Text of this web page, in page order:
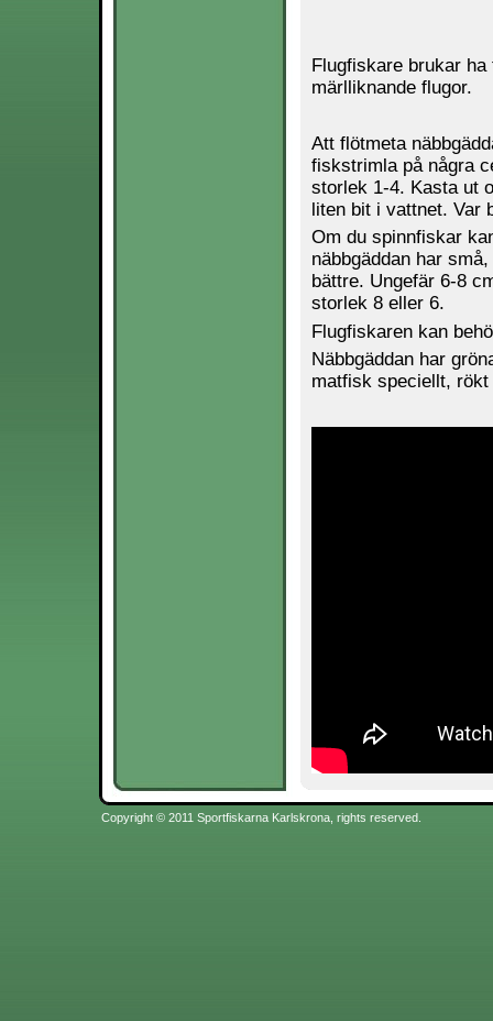
Flugfiskare brukar
märlliknande flugor.
Att flötmeta
fiskstrimla på några
storlek 1-4. Kasta ut
liten bit i vattnet. Var
Om du spinnfiskar
näbbgäddan har
bättre. Ungefär 6-8
storlek 8 eller 6.
Flugfiskaren kan
Näbbgäddan har
matfisk speciellt,
Copyright © 2011 Sportfiskarna Karlskrona, rights reserved.